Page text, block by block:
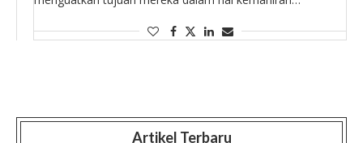
kepenulisan kreatif lainnya. Dalam kelas griyaan
Artikel Terbaru